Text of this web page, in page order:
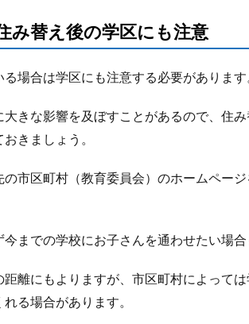
み替え後の学区にも注意
場合は学区にも注意する必要があります
きな影響を及ぼすことがあるので、住
きましょう。
市区町村（教育委員会）のホームページ
までの学校にお子さんを通わせたい場合
離にもよりますが、市区町村によって
る場合があります。